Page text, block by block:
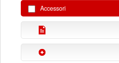
Accessori